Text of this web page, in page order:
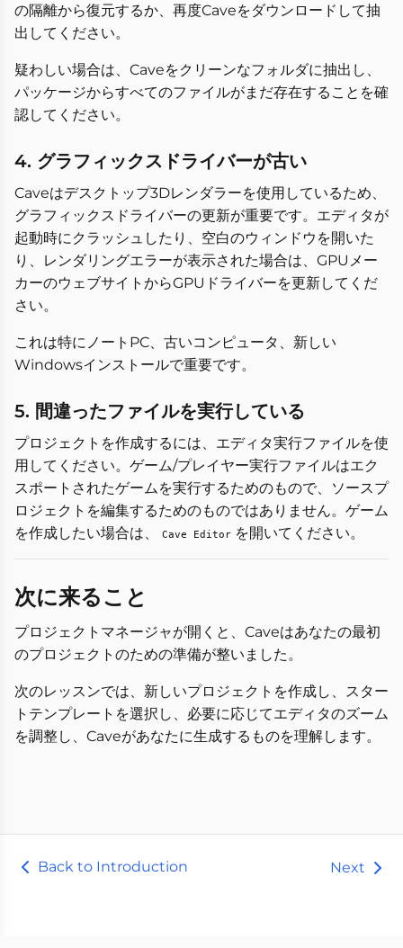
の隔離から復元するか、再度Caveをダウンロードして抽
出してください。
疑わしい場合は、Caveをクリーンなフォルダに抽出し、
パッケージからすべてのファイルがまだ存在することを確
認してください。
4. グラフィックスドライバーが古い
Caveはデスクトップ3Dレンダラーを使用しているため、
グラフィックスドライバーの更新が重要です。エディタが
起動時にクラッシュしたり、空白のウィンドウを開いた
り、レンダリングエラーが表示された場合は、GPUメー
カーのウェブサイトからGPUドライバーを更新してくだ
さい。
これは特にノートPC、古いコンピュータ、新しい
Windowsインストールで重要です。
5. 間違ったファイルを実行している
プロジェクトを作成するには、エディタ実行ファイルを使
用してください。ゲーム/プレイヤー実行ファイルはエク
スポートされたゲームを実行するためのもので、ソースプ
ロジェクトを編集するためのものではありません。ゲーム
を作成したい場合は、
Cave Editor を開いてください。
次に来ること
プロジェクトマネージャが開くと、Caveはあなたの最初
のプロジェクトのための準備が整いました。
次のレッスンでは、新しいプロジェクトを作成し、スター
トテンプレートを選択し、必要に応じてエディタのズーム
を調整し、Caveがあなたに生成するものを理解します。
Back to Introduction Next